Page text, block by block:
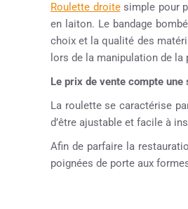
Roulette droitesimple pour
en laiton. Le bandage
choix et la qualité des
lors de la manipulation de la
Le prix de vente compte une
La roulette se caractérise
d’être ajustable et facile à
Afin de parfaire la
poignées de porte aux